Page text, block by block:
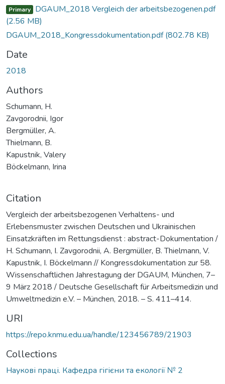
Primary DGAUM_2018 Vergleich der arbeitsbezogenen.pdf
(2.56 MB)
DGAUM_2018_Kongressdokumentation.pdf(802.78 KB)
Date
2018
Authors
Schumann, H.
Zavgorodnii, Igor
Bergmüller, А.
Thielmann, B.
Kapustnik, Valery
Böckelmann, Irina
Citation
Vergleich der arbeitsbezogenen Verhaltens- und
Erlebensmuster zwischen Deutschen und Ukrainischen
Einsatzkräften im Rettungsdienst : abstract-Dokumentation /
H. Schumann, I. Zavgorodnii, A. Bergmüller, B. Thielmann, V.
Kapustnik, I. Böckelmann // Kongressdokumentation zur 58.
Wissenschaftlichen Jahrestagung der DGAUM, München, 7–
9 März 2018 / Deutsche Gesellschaft für Arbeitsmedizin und
Umweltmedizin e.V. – München, 2018. – S. 411–414.
URI
https://repo.knmu.edu.ua/handle/123456789/21903
Collections
Наукові праці. Кафедра гігієни та екології № 2